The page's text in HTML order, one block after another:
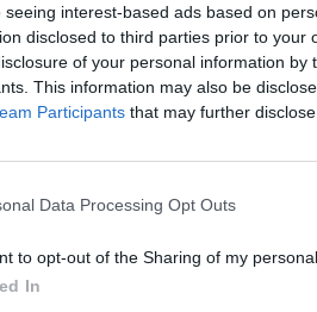
seeing interest-based ads based on
disclosed to third parties prior to
of your personal information by
This information may also be
Participants that may further
Data Processing Opt Outs
to opt-out of the Sharing of my personal
In